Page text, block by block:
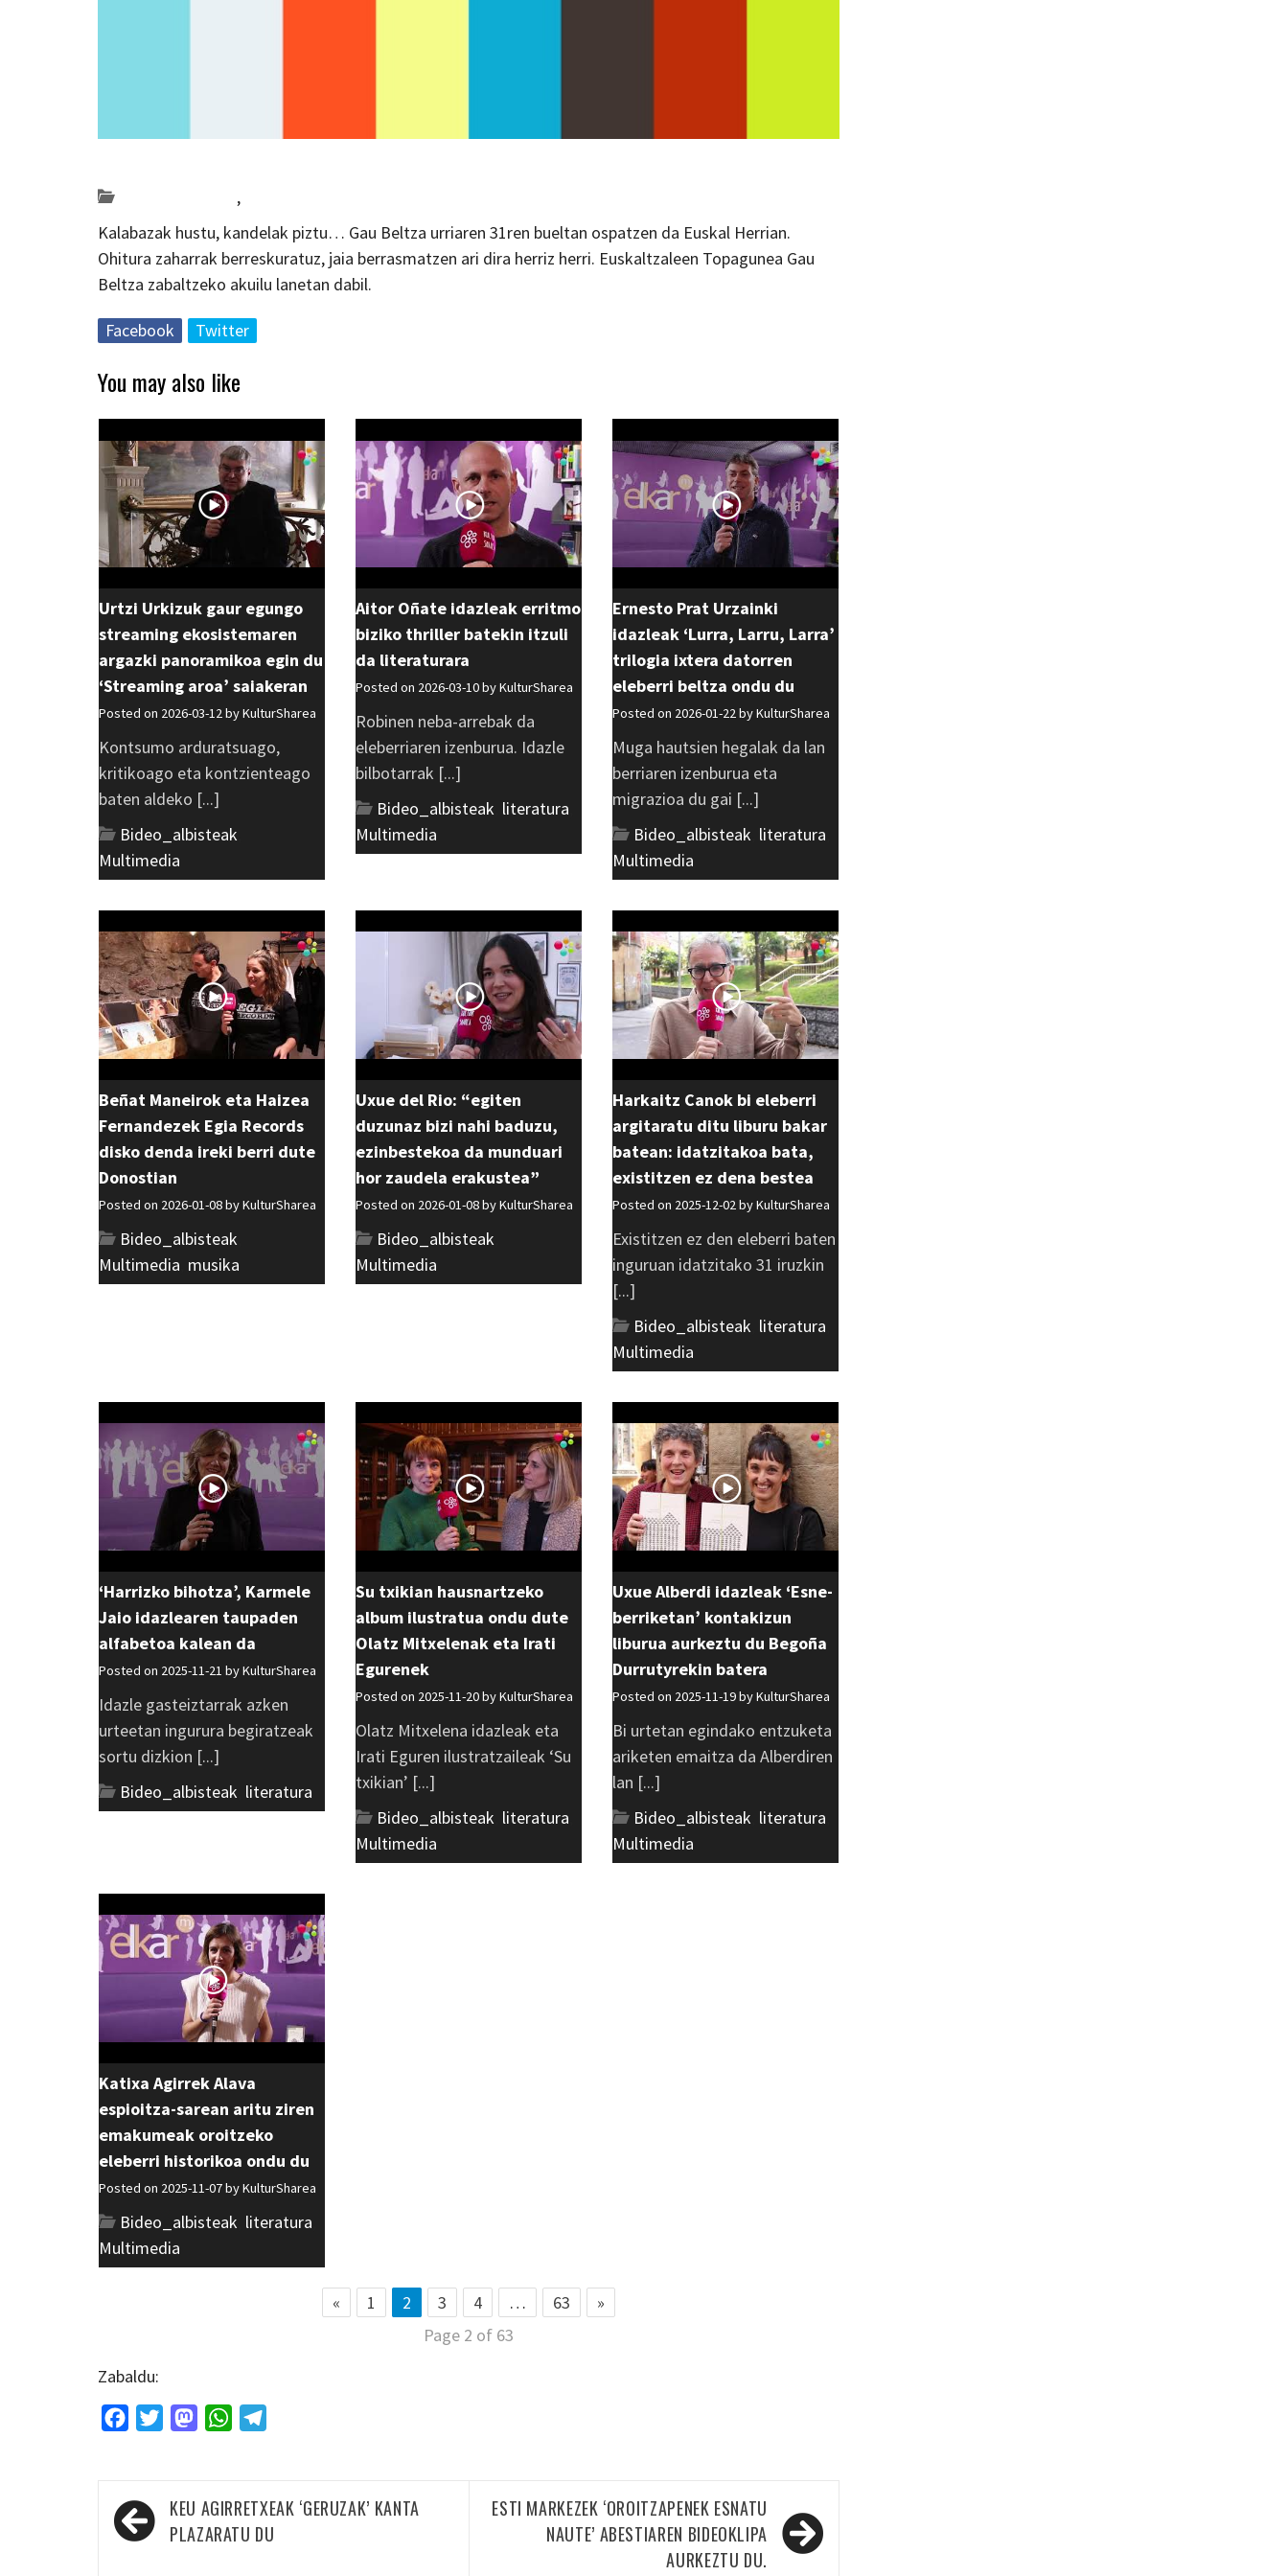
,
Kalabazak hustu, kandelak piztu… Gau Beltza urriaren 31ren bueltan ospatzen da Euskal Herrian.
Ohitura zaharrak berreskuratuz, jaia berrasmatzen ari dira herriz herri. Euskaltzaleen Topagunea Gau
Beltza zabaltzeko akuilu lanetan dabil.
Facebook Twitter
You may also like
Urtzi Urkizuk gaur egungo
streaming ekosistemaren
argazki panoramikoa egin du
‘Streaming aroa’ saiakeran
Posted on 2026-03-12 byKulturSharea
Kontsumo arduratsuago,
kritikoago eta kontzienteago
baten aldeko [...]
Bideo_albisteak
Multimedia
Aitor Oñate idazleak erritmo
biziko thriller batekin itzuli
da literaturara
Posted on 2026-03-10 byKulturSharea
Robinen neba-arrebak da
eleberriaren izenburua. Idazle
bilbotarrak [...]
Bideo_albisteak literatura
Multimedia
Ernesto Prat Urzainki
idazleak ‘Lurra, Larru, Larra’
trilogia ixtera datorren
eleberri beltza ondu du
Posted on 2026-01-22 byKulturSharea
Muga hautsien hegalak da lan
berriaren izenburua eta
migrazioa du gai [...]
Bideo_albisteak literatura
Multimedia
Beñat Maneirok eta Haizea
Fernandezek Egia Records
disko denda ireki berri dute
Donostian
Posted on 2026-01-08 byKulturSharea
Bideo_albisteak
Multimedia musika
Uxue del Rio: “egiten
duzunaz bizi nahi baduzu,
ezinbestekoa da munduari
hor zaudela erakustea”
Posted on 2026-01-08 byKulturSharea
Bideo_albisteak
Multimedia
Harkaitz Canok bi eleberri
argitaratu ditu liburu bakar
batean: idatzitakoa bata,
existitzen ez dena bestea
Posted on 2025-12-02 byKulturSharea
Existitzen ez den eleberri baten
inguruan idatzitako 31 iruzkin
[...]
Bideo_albisteak literatura
Multimedia
‘Harrizko bihotza’, Karmele
Jaio idazlearen taupaden
alfabetoa kalean da
Posted on 2025-11-21 byKulturSharea
Idazle gasteiztarrak azken
urteetan ingurura begiratzeak
sortu dizkion [...]
Bideo_albisteak literatura
Su txikian hausnartzeko
album ilustratua ondu dute
Olatz Mitxelenak eta Irati
Egurenek
Posted on 2025-11-20 byKulturSharea
Olatz Mitxelena idazleak eta
Irati Eguren ilustratzaileak ‘Su
txikian’ [...]
Bideo_albisteak literatura
Multimedia
Uxue Alberdi idazleak ‘Esne-
berriketan’ kontakizun
liburua aurkeztu du Begoña
Durrutyrekin batera
Posted on 2025-11-19 byKulturSharea
Bi urtetan egindako entzuketa
ariketen emaitza da Alberdiren
lan [...]
Bideo_albisteak literatura
Multimedia
Katixa Agirrek Alava
espioitza-sarean aritu ziren
emakumeak oroitzeko
eleberri historikoa ondu du
Posted on 2025-11-07 byKulturSharea
Bideo_albisteak literatura
Multimedia
« 1 2 3 4 … 63
»
Page 2 of 63
Zabaldu:
FacebookTwitterMastodonWhatsApp
Bidalketetan
zehar
KEU AGIRRETXEAK ‘GERUZAK’ KANTA
PLAZARATU DU
ESTI MARKEZEK ‘OROITZAPENEK ESNATU
NAUTE’ ABESTIAREN BIDEOKLIPA
AURKEZTU DU.